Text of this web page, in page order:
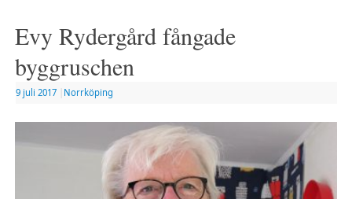
Evy Rydergård fångade
byggruschen
9 juli 2017 Norrköping